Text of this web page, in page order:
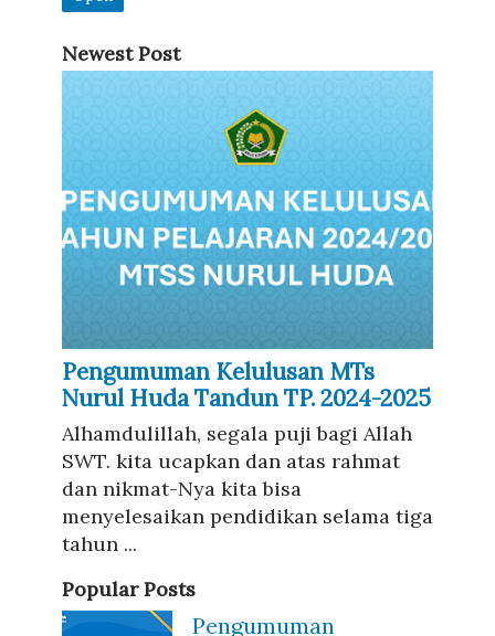
Newest Post
Pengumuman Kelulusan MTs
Nurul Huda Tandun TP. 2024-2025
Alhamdulillah, segala puji bagi Allah
SWT. kita ucapkan dan atas rahmat
dan nikmat-Nya kita bisa
menyelesaikan pendidikan selama tiga
tahun ...
Popular Posts
Pengumuman